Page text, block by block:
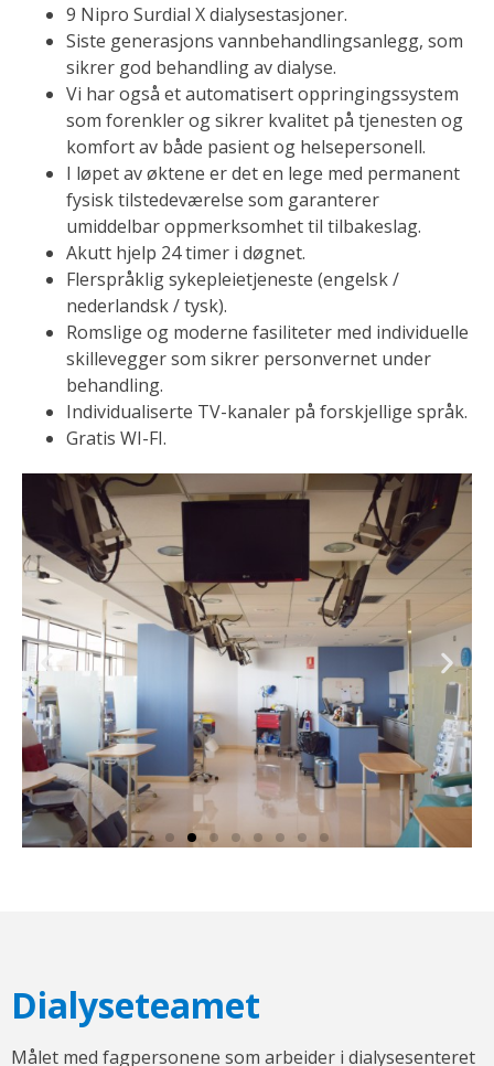
9 Nipro Surdial X dialysestasjoner.
Siste generasjons vannbehandlingsanlegg, som
sikrer god behandling av dialyse.
Vi har også et automatisert oppringingssystem
som forenkler og sikrer kvalitet på tjenesten og
komfort av både pasient og helsepersonell.
I løpet av øktene er det en lege med permanent
fysisk tilstedeværelse som garanterer
umiddelbar oppmerksomhet til tilbakeslag.
Akutt hjelp 24 timer i døgnet.
Flerspråklig sykepleietjeneste (engelsk /
nederlandsk / tysk).
Romslige og moderne fasiliteter med individuelle
skillevegger som sikrer personvernet under
behandling.
Individualiserte TV-kanaler på forskjellige språk.
Gratis WI-FI.
Dialyseteamet
Målet med fagpersonene som arbeider i dialysesenteret